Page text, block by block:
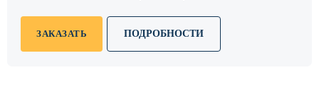
ЗАКАЗАТЬ ПОДРОБНОСТИ